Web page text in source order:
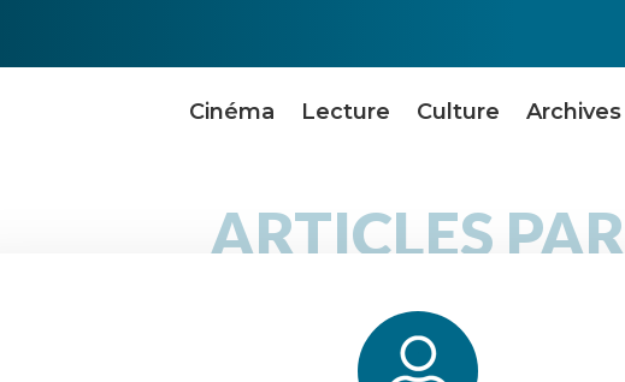
Cinéma Lecture Culture Archives
ARTICLES PAR